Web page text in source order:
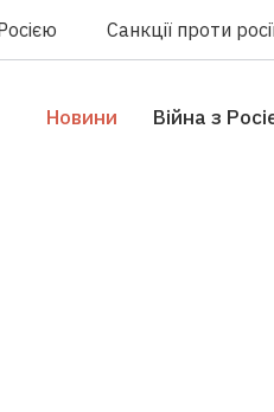
Санкції проти
Новини Війна з